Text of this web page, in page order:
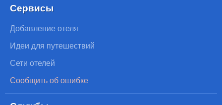
Сервисы
Добавление отеля
Идеи для путешествий
Сети отелей
Сообщить об ошибке